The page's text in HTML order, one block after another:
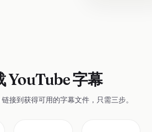
YouTube 字幕
接到获得可用的字幕文件，只需三步。